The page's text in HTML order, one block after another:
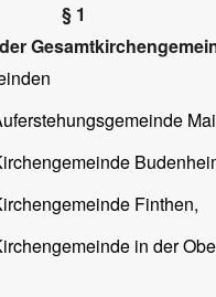
§ 1
Finthen,
in der